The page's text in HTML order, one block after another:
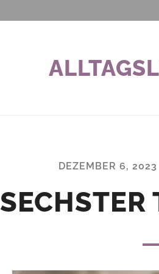
DEZEMBER 6, 2023
SECHSTER